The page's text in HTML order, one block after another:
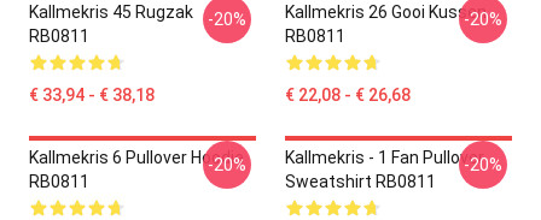
Kallmekris 45 Rugzak
RB0811
€ 33,94 - € 38,18
-20%
Kallmekris 26 Gooi Kussen
RB0811
€ 22,08 - € 26,68
-20%
Kallmekris 6 Pullover Hoodie
RB0811
-20%
Kallmekris - 1 Fan Pullover
Sweatshirt RB0811
-20%